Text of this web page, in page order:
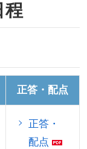
程
正答・配点
正答・
配点